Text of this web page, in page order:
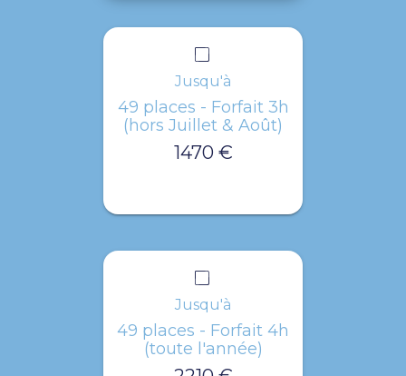
Jusqu'à
49 places - Forfait 3h
(hors Juillet & Août)
1470 €
Jusqu'à
49 places - Forfait 4h
(toute l'année)